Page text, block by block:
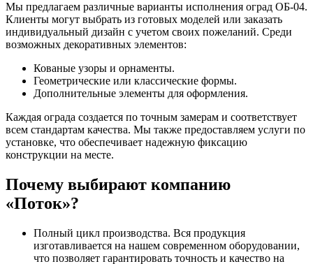
Мы предлагаем различные варианты исполнения оград ОБ-04.
Клиенты могут выбрать из готовых моделей или заказать
индивидуальный дизайн с учетом своих пожеланий. Среди
возможных декоративных элементов:
Кованые узоры и орнаменты.
Геометрические или классические формы.
Дополнительные элементы для оформления.
Каждая ограда создается по точным замерам и соответствует
всем стандартам качества. Мы также предоставляем услуги по
установке, что обеспечивает надежную фиксацию
конструкции на месте.
Почему выбирают компанию
«Поток»?
Полный цикл производства. Вся продукция
изготавливается на нашем современном оборудовании,
что позволяет гарантировать точность и качество на